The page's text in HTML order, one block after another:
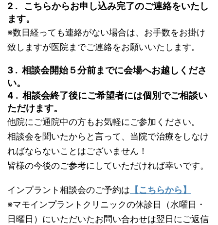
2 . こちらからお申し込み完了のご連絡をいたし
ます。
※数日経っても連絡がない場合は、お手数をお掛け
致しますが医院までご連絡をお願いいたします。
3 . 相談会開始５分前までに会場へお越しくださ
い。
4 . 相談会終了後にご希望者には個別でご相談い
ただけます。
他院にご通院中の方もお気軽にご参加ください。
相談会を聞いたからと言って、当院で治療をしなけ
ればならないことはございません！
皆様の今後のご参考にしていただければ幸いです。
インプラント相談会のご予約は 【こちらから】
※マモインプラントクリニックの休診日（水曜日・
日曜日）にいただいたお問い合わせは翌日にご返信